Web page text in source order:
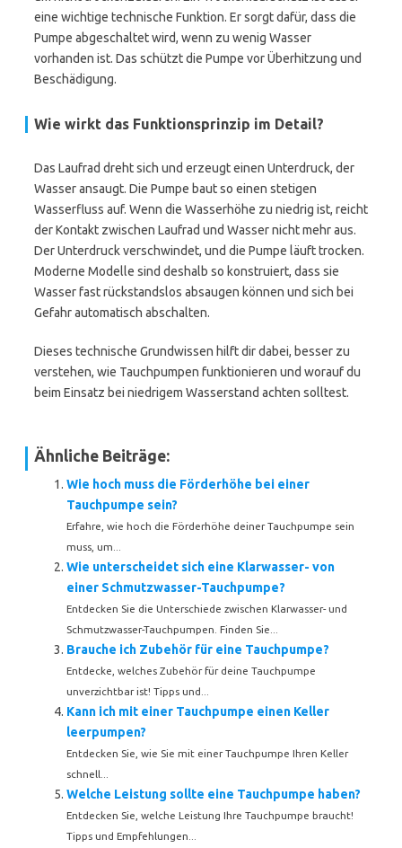
eine wichtige technische Funktion. Er sorgt dafür, dass die
Pumpe abgeschaltet wird, wenn zu wenig Wasser
vorhanden ist. Das schützt die Pumpe vor Überhitzung und
Beschädigung.
Wie wirkt das Funktionsprinzip im Detail?
Das Laufrad dreht sich und erzeugt einen Unterdruck, der
Wasser ansaugt. Die Pumpe baut so einen stetigen
Wasserfluss auf. Wenn die Wasserhöhe zu niedrig ist, reicht
der Kontakt zwischen Laufrad und Wasser nicht mehr aus.
Der Unterdruck verschwindet, und die Pumpe läuft trocken.
Moderne Modelle sind deshalb so konstruiert, dass sie
Wasser fast rückstandslos absaugen können und sich bei
Gefahr automatisch abschalten.
Dieses technische Grundwissen hilft dir dabei, besser zu
verstehen, wie Tauchpumpen funktionieren und worauf du
beim Einsatz bei niedrigem Wasserstand achten solltest.
Ähnliche Beiträge:
Wie hoch muss die Förderhöhe bei einer
Tauchpumpe sein?
Erfahre, wie hoch die Förderhöhe deiner Tauchpumpe sein
muss, um...
Wie unterscheidet sich eine Klarwasser- von
einer Schmutzwasser-Tauchpumpe?
Entdecken Sie die Unterschiede zwischen Klarwasser- und
Schmutzwasser-Tauchpumpen. Finden Sie...
Brauche ich Zubehör für eine Tauchpumpe?
Entdecke, welches Zubehör für deine Tauchpumpe
unverzichtbar ist! Tipps und...
Kann ich mit einer Tauchpumpe einen Keller
leerpumpen?
Entdecken Sie, wie Sie mit einer Tauchpumpe Ihren Keller
schnell...
Welche Leistung sollte eine Tauchpumpe haben?
Entdecken Sie, welche Leistung Ihre Tauchpumpe braucht!
Tipps und Empfehlungen...